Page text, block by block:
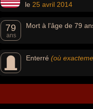
le 25 avril 2014
79
ans
Mort à l'âge de 79
Enterré (où